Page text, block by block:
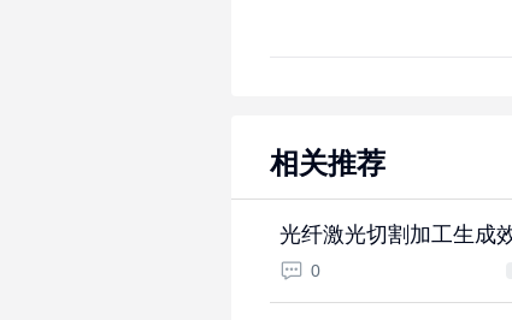
相关推荐
光纤激光切割加工生成
0